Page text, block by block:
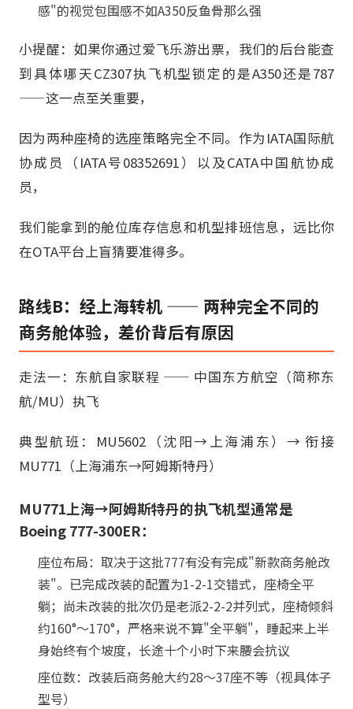
感"的视觉包围感不如A350反鱼骨那么强
小提醒：如果你通过爱飞乐游出票，我们的后台能查
到具体哪天CZ307执飞机型锁定的是A350还是787
——这一点至关重要，
因为两种座椅的选座策略完全不同。作为IATA国际航
协成员（IATA号08352691）以及CATA中国航协成
员，
我们能拿到的舱位库存信息和机型排班信息，远比你
在OTA平台上盲猜要准得多。
路线B：经上海转机 —— 两种完全不同的
商务舱体验，差价背后有原因
走法一：东航自家联程 —— 中国东方航空（简称东
航/MU）执飞
典型航班：MU5602（沈阳→上海浦东）→ 衔接
MU771（上海浦东→阿姆斯特丹）
MU771上海→阿姆斯特丹的执飞机型通常是
Boeing 777-300ER：
座位布局：取决于这批777有没有完成"新款商务舱改
装"。已完成改装的配置为1-2-1交错式，座椅全平
躺；尚未改装的批次仍是老派2-2-2并列式，座椅倾斜
约160°～170°，严格来说不算"全平躺"，睡起来上半
身始终有个坡度，长途十个小时下来腰会抗议
座位数：改装后商务舱大约28～37座不等（视具体子
型号）